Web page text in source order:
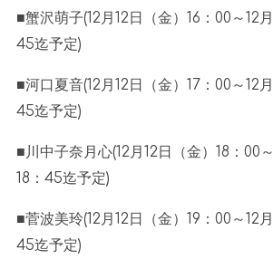
■蟹沢萌子(12 月 12 日（金） 16 ： 00 ～12 月
45迄予定)
■河口夏音(12月 12日（金） 17： 00 ～12月
45迄予定)
■川中子奈月心(12月 12日（金） 18 ： 00 ～
18 ： 45迄予定)
■菅波美玲(12月 12日（金） 19 ： 00 ～12月
45迄予定)